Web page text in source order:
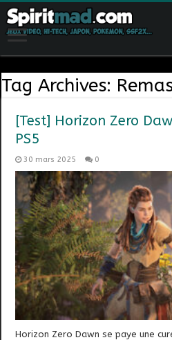
Tag Archives:
[Test] Horizon Zero
PS5
30 mars 2025 0
Horizon Zero Dawn se paye une